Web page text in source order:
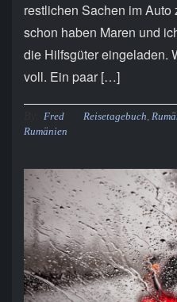
restlichen Sachen im Auto
schon haben Maren und
die Hilfsgüter eingeladen.
voll. Ein paar […]
Fred Reisetagebuch,
Rumänien